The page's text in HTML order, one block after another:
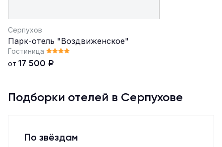
Серпухов
Парк-отель "Воздвиженское"
Гостиница
от 17 500 ₽
Подборки отелей в Серпухове
По звёздам